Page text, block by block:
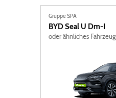
Gruppe SPA
BYDSeal U Dm-I
oder ähnliches Fahrzeug